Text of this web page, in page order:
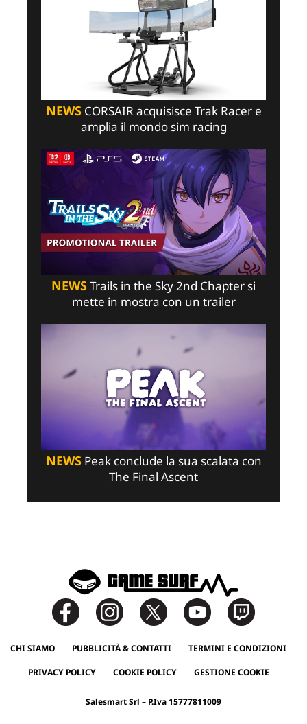
NEWSCORSAIR acquisisce Trak Racer e
amplia il mondo sim racing
NEWSTrails in the Sky 2nd Chapter si
mette in mostra con un trailer
NEWSPeak conclude la sua scalata con
The Final Ascent
CHI SIAMO PUBBLICITÀ & CONTATTI TERMINI E CONDIZIONI
PRIVACY POLICY COOKIE POLICY GESTIONE COOKIE
Salesmart Srl – P.Iva 15777811009